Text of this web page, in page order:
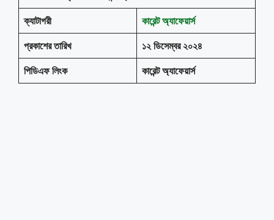
ক্যাটাগরী কারেন্ট অ্যাফেয়ার্স
প্রকাশের তারিখ ১২ ডিসেম্বর ২০২৪
পিডিএফ লিংক কারেন্ট অ্যাফেয়ার্স